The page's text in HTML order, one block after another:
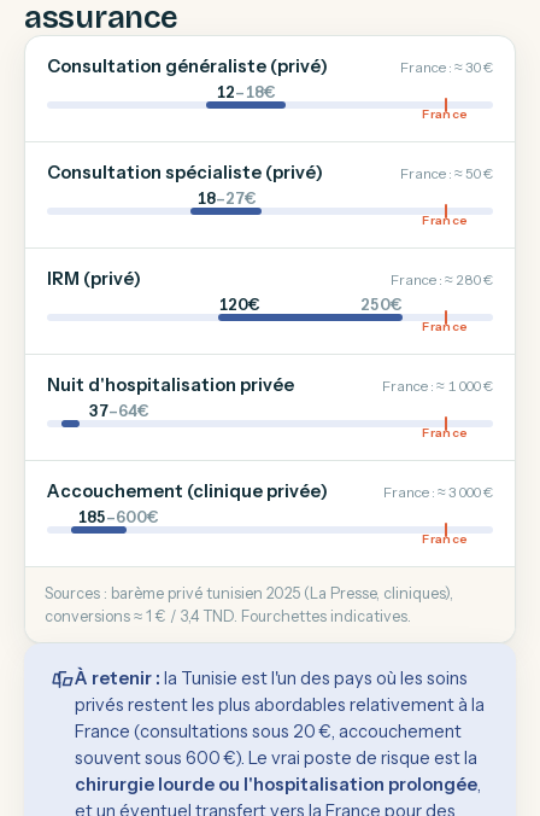
assurance
Consultation généraliste (privé) France : ≈ 30 €
12–18€
France
Consultation spécialiste (privé) France : ≈ 50 €
18–27€
France
IRM (privé) France : ≈ 280 €
120€ 250€
France
Nuit d'hospitalisation privée France : ≈ 1 000 €
37–64€
France
Accouchement (clinique privée) France : ≈ 3 000 €
185–600€
France
Sources : barème privé tunisien 2025 (La Presse, cliniques),
conversions ≈ 1 € / 3,4 TND. Fourchettes indicatives.
À retenir : la Tunisie est l'un des pays où les soins
privés restent les plus abordables relativement à la
France (consultations sous 20 €, accouchement
souvent sous 600 €). Le vrai poste de risque est la
chirurgie lourde ou l'hospitalisation prolongée,
et un éventuel transfert vers la France pour des